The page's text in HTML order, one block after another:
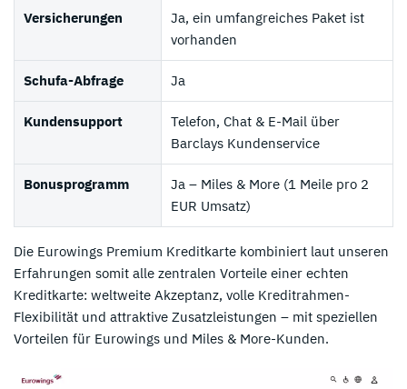
Versicherungen
Ja, ein umfangreiches Paket ist
vorhanden
Schufa-Abfrage Ja
Kundensupport
Telefon, Chat & E-Mail über
Barclays Kundenservice
Bonusprogramm
Ja – Miles & More (1 Meile pro 2
EUR Umsatz)
Die Eurowings Premium Kreditkarte kombiniert laut unseren
Erfahrungen somit alle zentralen Vorteile einer echten
Kreditkarte: weltweite Akzeptanz, volle Kreditrahmen-
Flexibilität und attraktive Zusatzleistungen – mit speziellen
Vorteilen für Eurowings und Miles & More-Kunden.